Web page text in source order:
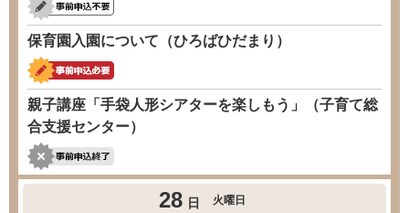
保育園入園について（ひろばひだまり）
親子講座「手袋人形シアターを楽しもう」（子育て総
合支援センター）
28 日 火曜日